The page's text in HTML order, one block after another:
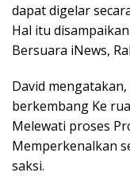
dapat digelar
Hal itu
Bersuara iNews,
David
berkembang Ke
Melewati proses
Memperkenalkan
saksi.